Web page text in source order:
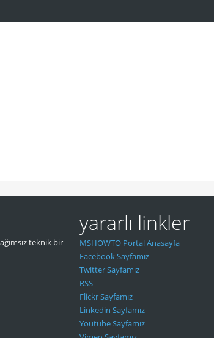
teknik bir
yararlı linkler
MSHOWTO Portal Anasayfa
Facebook Sayfamız
Twitter Sayfamız
RSS
Flickr Sayfamız
Linkedin Sayfamız
Youtube Sayfamız